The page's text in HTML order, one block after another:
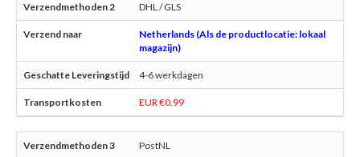
DHL / GLS
Netherlands (Als de productlocatie: lokaal
magazijn)
4-6 werkdagen
EUR €0.99
PostNL